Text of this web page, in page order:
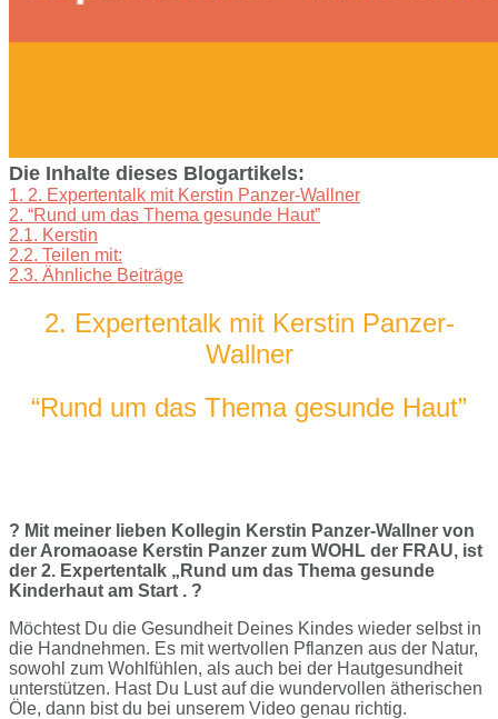
Die Inhalte dieses Blogartikels:
1. 2. Expertentalk mit Kerstin Panzer-Wallner
2. “Rund um das Thema gesunde Haut”
2.1. Kerstin
2.2. Teilen mit:
2.3. Ähnliche Beiträge
2. Expertentalk mit Kerstin Panzer-
Wallner
“Rund um das Thema gesunde Haut”
? Mit meiner lieben Kollegin Kerstin Panzer-Wallner von
der Aromaoase Kerstin Panzer zum WOHL der FRAU, ist
der 2. Expertentalk „Rund um das Thema gesunde
Kinderhaut am Start . ?
Möchtest Du die Gesundheit Deines Kindes wieder selbst in
die Handnehmen. Es mit wertvollen Pflanzen aus der Natur,
sowohl zum Wohlfühlen, als auch bei der Hautgesundheit
unterstützen. Hast Du Lust auf die wundervollen ätherischen
Öle, dann bist du bei unserem Video genau richtig.